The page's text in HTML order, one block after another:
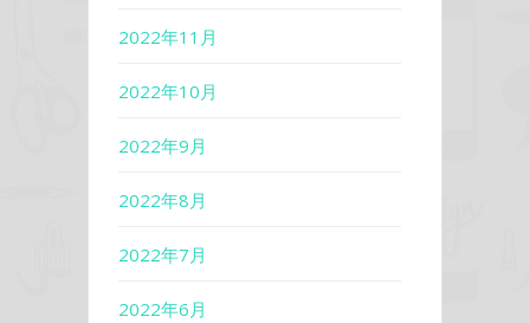
2022年11月
2022年10月
2022年9月
2022年8月
2022年7月
2022年6月